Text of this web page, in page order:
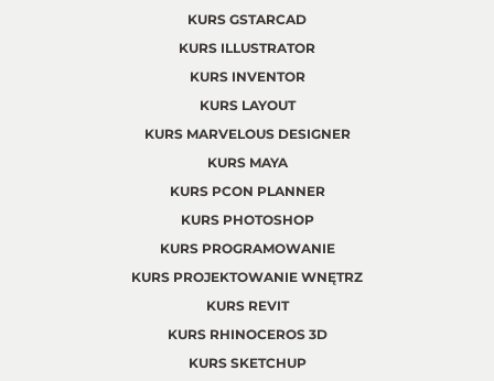
KURS GSTARCAD
KURS ILLUSTRATOR
KURS INVENTOR
KURS LAYOUT
KURS MARVELOUS DESIGNER
KURS MAYA
KURS PCON PLANNER
KURS PHOTOSHOP
KURS PROGRAMOWANIE
KURS PROJEKTOWANIE WNĘTRZ
KURS REVIT
KURS RHINOCEROS 3D
KURS SKETCHUP